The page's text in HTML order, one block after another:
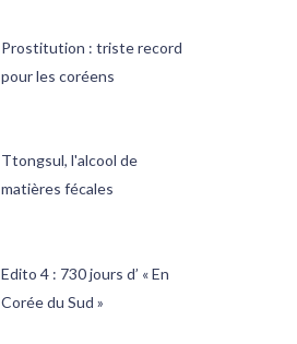
Prostitution : triste record
pour les coréens
Ttongsul, l'alcool de
matières fécales
Edito 4 : 730 jours d’ « En
Corée du Sud »